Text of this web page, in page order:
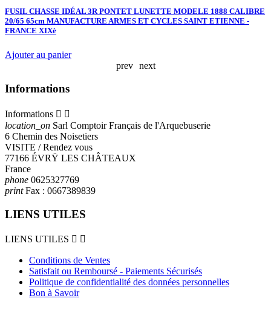
FUSIL CHASSE IDÉAL 3R PONTET LUNETTE MODELE 1888 CALIBRE
20/65 65cm MANUFACTURE ARMES ET CYCLES SAINT ETIENNE -
FRANCE XIXè
Ajouter au panier
prev next
Informations
Informations  
location_on Sarl Comptoir Français de l'Arquebuserie
6 Chemin des Noisetiers
VISITE / Rendez vous
77166 ÉVRŸ LES CHÂTEAUX
France
phone 0625327769
printFax : 0667389839
LIENS UTILES
LIENS UTILES  
Conditions de Ventes
Satisfait ou Remboursé - Paiements Sécurisés
Politique de confidentialité des données personnelles
Bon à Savoir